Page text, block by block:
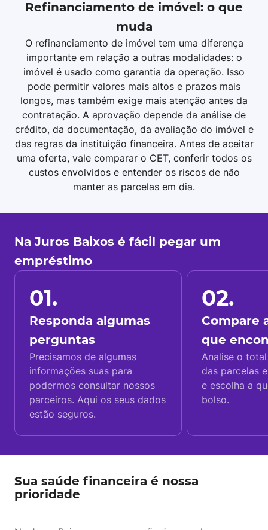
Refinanciamento de imóvel: o que
muda
O refinanciamento de imóvel tem uma diferença
importante em relação a outras modalidades: o
imóvel é usado como garantia da operação. Isso
pode permitir valores mais altos e prazos mais
longos, mas também exige mais atenção antes da
contratação. A aprovação depende da análise de
crédito, da documentação, da avaliação do imóvel e
das regras da instituição financeira. Antes de aceitar
uma oferta, vale comparar o CET, conferir todos os
custos envolvidos e entender os riscos de não
manter as parcelas em dia.
Na Juros Baixos é fácil pegar um
empréstimo
01.
Responda algumas
perguntas
Precisamos de algumas
informações suas para
podermos consultar nossos
parceiros. Aqui os seus dados
estão seguros.
02.
Compare
que
Analise o
das parcelas
e escolha a
bolso.
Sua saúde financeira é nossa
prioridade